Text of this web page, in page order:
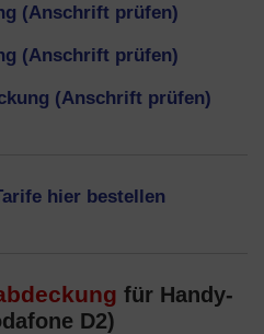
(Anschrift prüfen)
(Anschrift prüfen)
(Anschrift prüfen)
hier bestellen
für Handy-
D2)